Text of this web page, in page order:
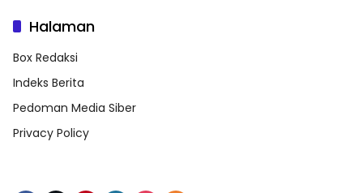
Halaman
Box Redaksi
Indeks Berita
Pedoman Media Siber
Privacy Policy